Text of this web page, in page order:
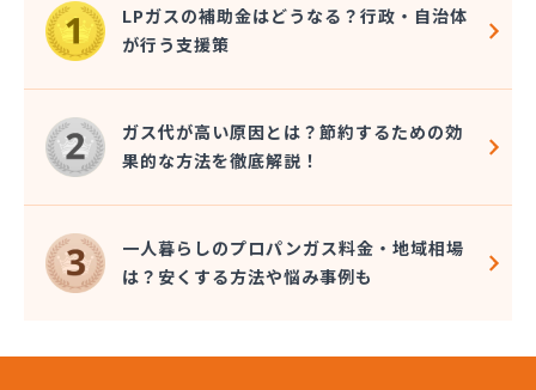
LPガスの補助金はどうなる？行政・自治体
が行う支援策
ガス代が高い原因とは？節約するための効
果的な方法を徹底解説！
一人暮らしのプロパンガス料金・地域相場
は？安くする方法や悩み事例も